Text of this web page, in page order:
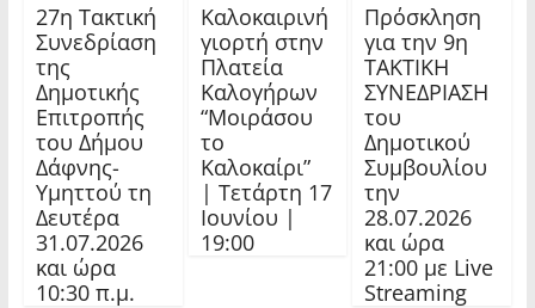
27η Τακτική
Συνεδρίαση
της
Δημοτικής
Επιτροπής
του Δήμου
Δάφνης-
Υμηττού τη
Δευτέρα
31.07.2026
και ώρα
10:30 π.μ.
Καλοκαιρινή
γιορτή στην
Πλατεία
Καλογήρων
“Μοιράσου
το
Καλοκαίρι”
| Τετάρτη 17
Ιουνίου |
19:00
Πρόσκληση
για την 9η
ΤΑΚΤΙΚΗ
ΣΥΝΕΔΡΙΑΣΗ
του
Δημοτικού
Συμβουλίου
την
28.07.2026
και ώρα
21:00 με Live
Streaming